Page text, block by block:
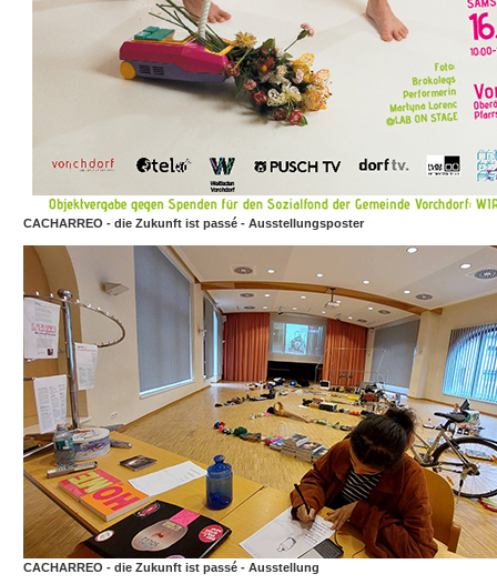
CACHARREO - die Zukunft ist passé - Ausstellungsposter
CACHARREO - die Zukunft ist passé - Ausstellung